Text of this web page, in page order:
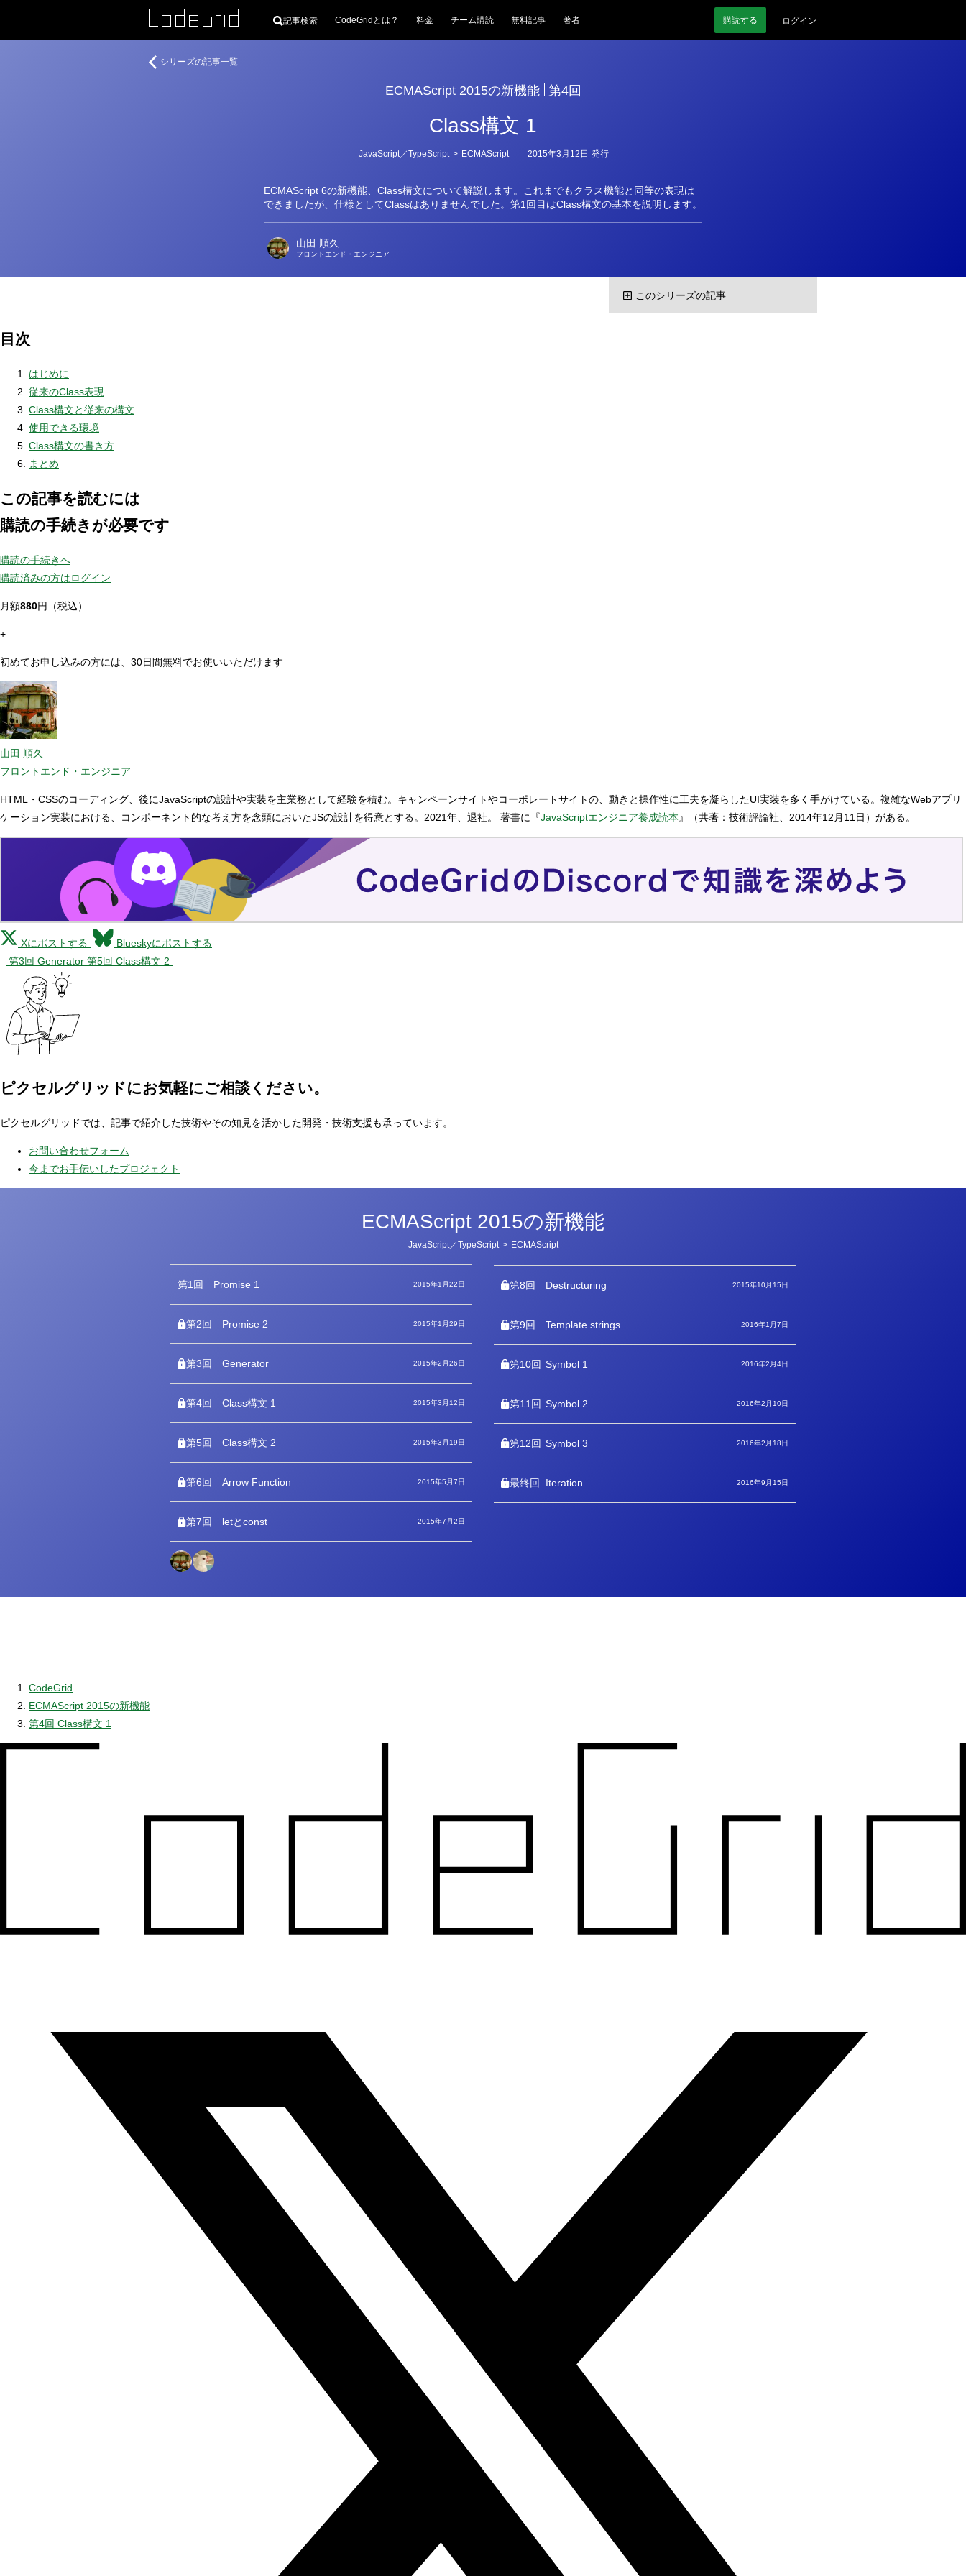
記事検索 CodeGridとは？ 料金 チーム購読 無料記事 著者 購読する ログイン
ECMAScript 2015の新機能 第4回
Class構文 1
ECMAScript 6の新機能、Class構文について解説します。これまでもクラス機能と同等の表現は
できましたが、仕様としてClassはありませんでした。第1回目はClass構文の基本を説明します。
カ
リ
ー
JavaScript／TypeScript > ECMAScript 2015年3月12日 発行
山田 順久
フロントエンド・エンジニア
ECMAScript
シリーズの記事一覧
このシリーズの記事
目次
はじめに
従来のClass表現
Class構文と従来の構文
使用できる環境
Class構文の書き方
まとめ
この記事を読むには
購読の手続きが必要です
購読の手続きへ
購読済みの方はログイン
月額880円（税込）
+
初めてお申し込みの方には、30日間無料でお使いいただけます
山田 順久
フロントエンド・エンジニア
HTML・CSSのコーディング、後にJavaScriptの設計や実装を主業務として経験を積む。キャンペーンサイトやコーポレートサイトの、動きと操作性に工夫を凝らしたUI実装を多く手がけている。複雑なWebアプリ
ケーション実装における、コンポーネント的な考え方を念頭においたJSの設計を得意とする。2021年、退社。 著書に『JavaScriptエンジニア養成読本 』（共著：技術評論社、2014年12月11日）がある。
Xにポストする
Blueskyにポストする
第3回 Generator 第5回 Class構文 2
ピクセルグリッドにお気軽にご相談ください。
ピクセルグリッドでは、記事で紹介した技術やその知見を活かした開発・技術支援も承っています。
お問い合わせフォーム
今までお手伝いしたプロジェクト
ECMAScript 2015の新機能
カ
ゴ
ー
JavaScript／TypeScript > ECMAScript
第1回 Promise 1 2015年1月22日
第2回 Promise 2 2015年1月29日
第3回 Generator 2015年2月26日
第4回 Class構文 1 2015年3月12日
第5回 Class構文 2 2015年3月19日
第6回 Arrow Function 2015年5月7日
第7回 letとconst 2015年7月2日
第8回 Destructuring 2015年10月15日
第9回 Template strings 2016年1月7日
第10回 Symbol 1 2016年2月4日
第11回 Symbol 2 2016年2月10日
第12回 Symbol 3 2016年2月18日
最終回 Iteration 2016年9月15日
CodeGrid
ECMAScript 2015の新機能
第4回 Class構文 1